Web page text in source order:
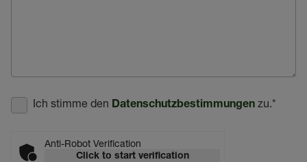
Ich stimme den Datenschutzbestimmungen zu.*
Anti-Robot Verification
Click to start verification